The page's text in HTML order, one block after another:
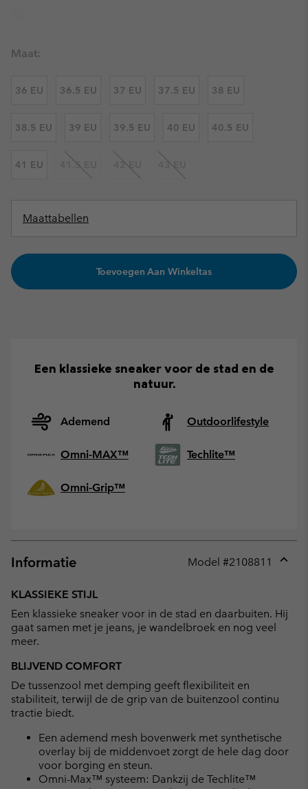
Maat:
36 EU 36.5 EU 37 EU 37.5 EU 38 EU
38.5 EU 39 EU 39.5 EU 40 EU 40.5 EU
41 EU 41.5 EU 42 EU 43 EU
Maattabellen
Toevoegen Aan Winkeltas
Een klassieke sneaker voor de stad en de
natuur.
Ademend Outdoorlifestyle
Omni-MAX™ Techlite™
Omni-Grip™
Informatie Model #2108811
KLASSIEKE STIJL
Een klassieke sneaker voor in de stad en daarbuiten. Hij
gaat samen met je jeans, je wandelbroek en nog veel
meer.
BLIJVEND COMFORT
De tussenzool met demping geeft flexibiliteit en
stabiliteit, terwijl de de grip van de buitenzool continu
tractie biedt.
Een ademend mesh bovenwerk met synthetische
overlay bij de middenvoet zorgt de hele dag door
voor borging en steun.
Omni-Max™ systeem: Dankzij de Techlite™